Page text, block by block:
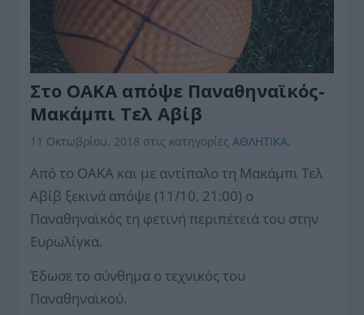
Στο ΟΑΚΑ απόψε Παναθηναϊκός-
Μακάμπι Τελ Αβίβ
11 Οκτωβρίου, 2018 στις κατηγορίεςΑΘΛΗΤΙΚΑ,
Από το ΟΑΚΑ και με αντίπαλο τη Μακάμπι Τελ
Αβίβ ξεκινά απόψε (11/10, 21:00) ο
Παναθηναϊκός τη φετινή περιπέτειά του στην
Ευρωλίγκα.
Έδωσε το σύνθημα ο τεχνικός του
Παναθηναϊκού.